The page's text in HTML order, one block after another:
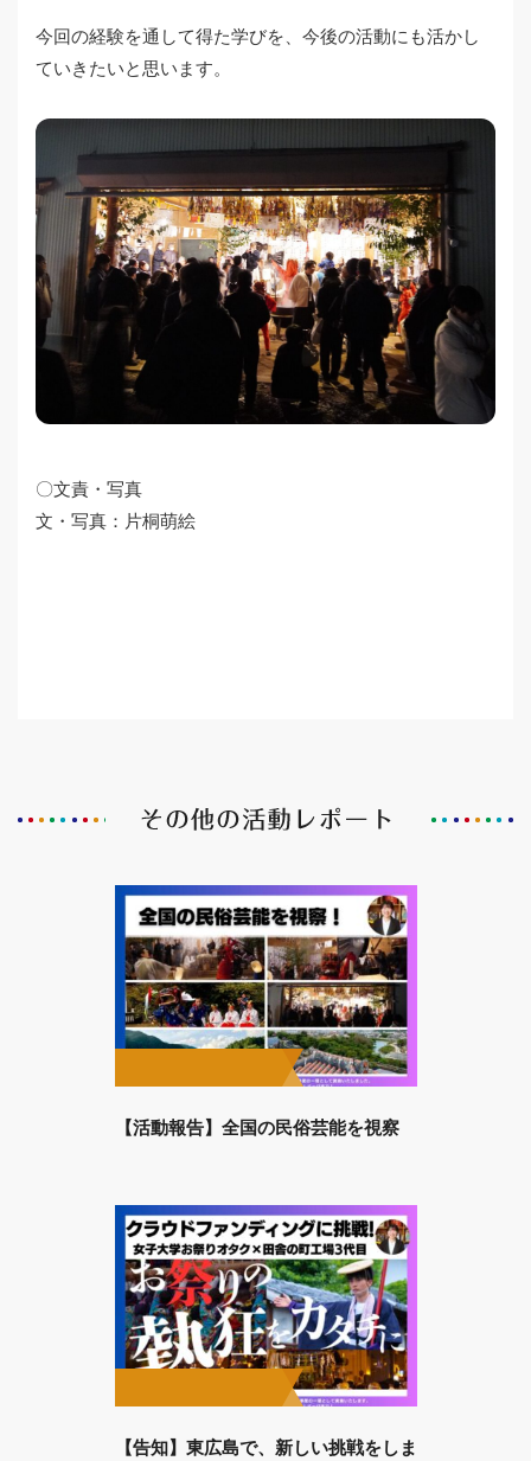
今回の経験を通して得た学びを、今後の活動にも活かし
ていきたいと思います。
〇文責・写真
文・写真：片桐萌絵
【活動報告】全国の民俗芸能を視察
【告知】東広島で、新しい挑戦をしま